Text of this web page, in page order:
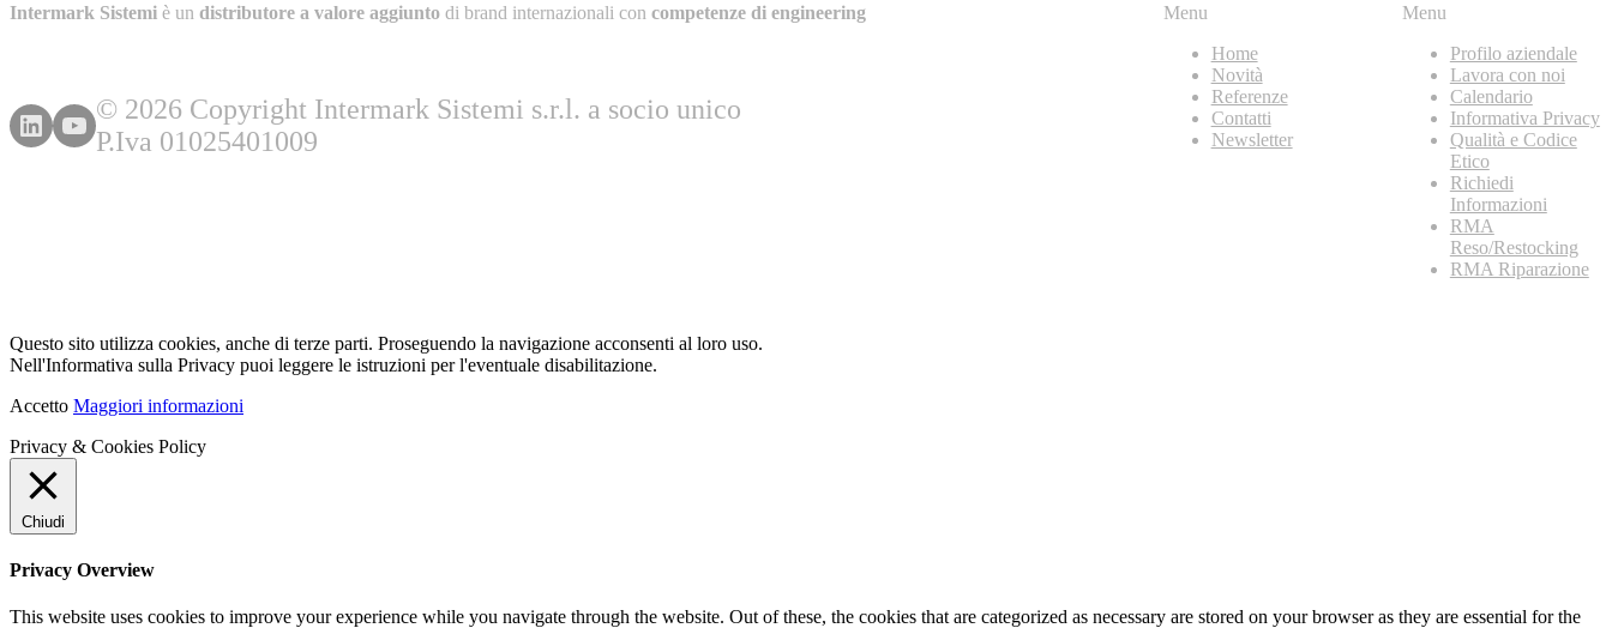
Intermark Sistemi è un distributore a valore aggiunto di brand internazionali con competenze di engineering
© 2026 Copyright Intermark Sistemi s.r.l. a socio unico
P.Iva 01025401009
Menu
Home
Novità
Referenze
Contatti
Newsletter
Menu
Profilo aziendale
Lavora con noi
Calendario
Informativa Privacy
Qualità e Codice
Etico
Richiedi
Informazioni
RMA
Reso/Restocking
RMA Riparazione
Questo sito utilizza cookies, anche di terze parti. Proseguendo la navigazione acconsenti al loro uso.
Nell'Informativa sulla Privacy puoi leggere le istruzioni per l'eventuale disabilitazione.
Accetto Maggiori informazioni
Privacy & Cookies Policy
Chiudi
Privacy Overview
This website uses cookies to improve your experience while you navigate through the website. Out of these, the cookies that are categorized as necessary are stored on your browser as they are essential for the